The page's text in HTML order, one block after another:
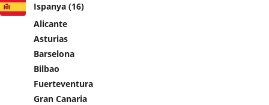
Ispanya (16)
Alicante
Asturias
Barselona
Bilbao
Fuerteventura
Gran Canaria